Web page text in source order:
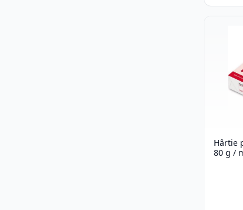
Hârtie
80 g /